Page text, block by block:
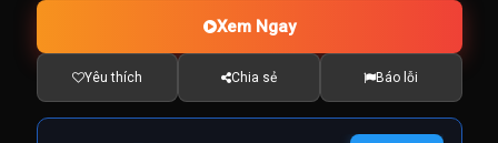
Xem Ngay
Yêu thích Chia sẻ Báo lỗi